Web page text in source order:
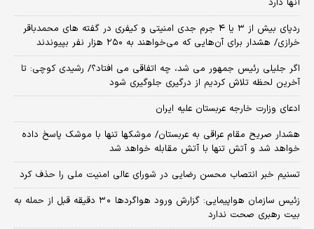
آنها دارد
ردپای بیش از ۳ یا ۴ جرم جدی امنیتی و کیفری در گفته های محمدباقر
خرازی/ هشدار برای آن‌هایی که می‌خواهند به ۲۵۰ هزار نفر بپیوندند
اگر جلیلی رئیس جمهور می شد، چه اتفاقی می افتاد؟/ رشیدی کوچی: تا
آخرین لحظه تلاش کردیم از درگیری جلوگیری شود
ادعای وزارت خارجه عربستان علیه ایران
هشدار صریح مقام عراقی به عربستان/ موشکها تنها با موشک پاسخ داده
خواهد شد و آتش تنها با آتش مقابله خواهد شد
تسنیم خبر انتصاب محسن رضایی در شورای عالی امنیت ملی را حذف کرد
زئیس سازمان هواپیمایی: گزارش ورود هواگردها ٣٠ دقیقه قبل از حمله به
بیت رهبری صحت ندارد